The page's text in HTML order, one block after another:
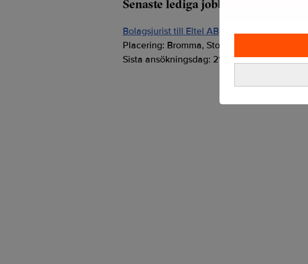
Senaste lediga jobben
Bolagsjurist till Eltel AB
Placering: Bromma, Stockholm
Sista ansökningsdag: 21/08/2026